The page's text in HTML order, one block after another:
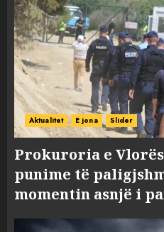
Aktualitet E jona Slider
Prokuroria e
punime të
momentin asnjë i